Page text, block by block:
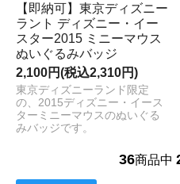
【即納可】東京ディズニー
ラント ディズニー・イー
スター2015 ミニーマウス
ぬいぐるみバッジ
2,100円(税込2,310円)
東京ディズニーランド限定
の、2015ディズニー・イース
ターミニーマウスのぬいぐる
みバッジです。
36商品中